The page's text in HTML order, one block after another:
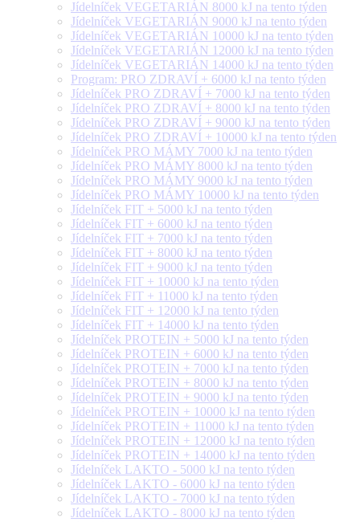
Jídelníček VEGETARIÁN 8000 kJ na tento týden
Jídelníček VEGETARIÁN 9000 kJ na tento týden
Jídelníček VEGETARIÁN 10000 kJ na tento týden
Jídelníček VEGETARIÁN 12000 kJ na tento týden
Jídelníček VEGETARIÁN 14000 kJ na tento týden
Program: PRO ZDRAVÍ + 6000 kJ na tento týden
Jídelníček PRO ZDRAVÍ + 7000 kJ na tento týden
Jídelníček PRO ZDRAVÍ + 8000 kJ na tento týden
Jídelníček PRO ZDRAVÍ + 9000 kJ na tento týden
Jídelníček PRO ZDRAVÍ + 10000 kJ na tento týden
Jídelníček PRO MÁMY 7000 kJ na tento týden
Jídelníček PRO MÁMY 8000 kJ na tento týden
Jídelníček PRO MÁMY 9000 kJ na tento týden
Jídelníček PRO MÁMY 10000 kJ na tento týden
Jídelníček FIT + 5000 kJ na tento týden
Jídelníček FIT + 6000 kJ na tento týden
Jídelníček FIT + 7000 kJ na tento týden
Jídelníček FIT + 8000 kJ na tento týden
Jídelníček FIT + 9000 kJ na tento týden
Jídelníček FIT + 10000 kJ na tento týden
Jídelníček FIT + 11000 kJ na tento týden
Jídelníček FIT + 12000 kJ na tento týden
Jídelníček FIT + 14000 kJ na tento týden
Jídelníček PROTEIN + 5000 kJ na tento týden
Jídelníček PROTEIN + 6000 kJ na tento týden
Jídelníček PROTEIN + 7000 kJ na tento týden
Jídelníček PROTEIN + 8000 kJ na tento týden
Jídelníček PROTEIN + 9000 kJ na tento týden
Jídelníček PROTEIN + 10000 kJ na tento týden
Jídelníček PROTEIN + 11000 kJ na tento týden
Jídelníček PROTEIN + 12000 kJ na tento týden
Jídelníček PROTEIN + 14000 kJ na tento týden
Jídelníček LAKTO - 5000 kJ na tento týden
Jídelníček LAKTO - 6000 kJ na tento týden
Jídelníček LAKTO - 7000 kJ na tento týden
Jídelníček LAKTO - 8000 kJ na tento týden